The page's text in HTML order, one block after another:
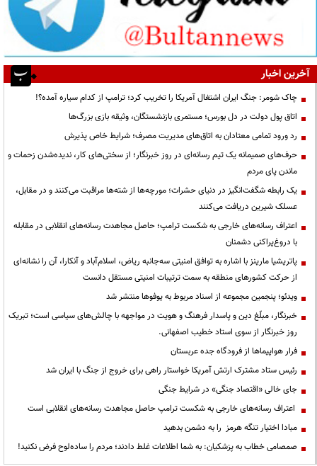
آخرین اخبار
چاک شومر: جنگ ایران اشتغال آمریکا را تخریب کرد؛ ترامپ از کدام سیاره آمده؟!
اتاق پول دولت در دل بورس؛ مستمری بازنشستگان، وثیقه بازی بزرگ‌ها
رد ورود تمامی معتادان به اتاق‌های مدیریت مصرف؛ شرایط خاص پذیرش
حرف‌های صمیمانه یک تیم رسانه‌ای در روز خبرنگار؛ از سختی‌های کار، ندیده‌شدن زحمات و
ماندن پای مردم
یک رابطه شگفت‌انگیز در دنیای حشرات؛ مورچه‌ها از شته‌ها مراقبت می‌کنند و در مقابل،
عسلک شیرین دریافت می‌کنند
اعتراف رسانه‌های خارجی به شکست ترامپ؛ حاصل مجاهدت رسانه‌های انقلابی در مقابله
با دروغ‌پراکنی دشمنان
پاتریشیا مارینز با اشاره به توافق امنیتی سه‌جانبه ریاض، اسلام‌آباد و آنکارا، آن را نشانه‌ای
از حرکت کشورهای منطقه به سمت ترتیبات امنیتی مستقل دانست
ویدئو؛ پنجمین مجموعه از اسناد مربوط به یوفوها منتشر شد
خبرنگار، مبلّغ دین و پاسدار فرهنگ و هویت در مواجهه با چالش‌های سیاسی است؛ تبریک
روز خبرنگار از سوی استاد خطیب اصفهانی.
فرار هواپیماها از فرودگاه جده عربستان
رئیس ستاد مشترک ارتش آمریکا خواستار راهی برای خروج از جنگ با ایران شد
جای خالی «اقتصاد جنگی» در شرایط جنگی
اعتراف رسانه‌های خارجی به شکست ترامپ حاصل مجاهدت رسانه‌های انقلابی است
مبادا اختیار تنگه هرمز را به دشمن بدهید
صمصامی خطاب به پزشکیان: به شما اطلاعات غلط دادند؛ مردم را ساده‌لوح فرض نکنید!